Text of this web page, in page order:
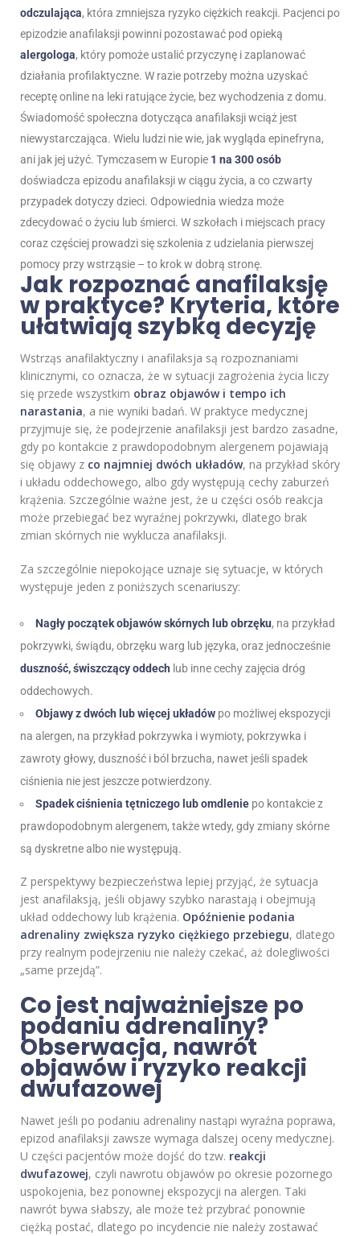
odczulająca, która zmniejsza ryzyko ciężkich reakcji. Pacjenci po
epizodzie anafilaksji powinni pozostawać pod opieką
alergologa, który pomoże ustalić przyczynę i zaplanować
działania profilaktyczne. W razie potrzeby można uzyskać
receptę online na leki ratujące życie, bez wychodzenia z domu.
Świadomość społeczna dotycząca anafilaksji wciąż jest
niewystarczająca. Wielu ludzi nie wie, jak wygląda epinefryna,
ani jak jej użyć. Tymczasem w Europie 1 na 300 osób
doświadcza epizodu anafilaksji w ciągu życia, a co czwarty
przypadek dotyczy dzieci. Odpowiednia wiedza może
zdecydować o życiu lub śmierci. W szkołach i miejscach pracy
coraz częściej prowadzi się szkolenia z udzielania pierwszej
pomocy przy wstrząsie – to krok w dobrą stronę.
Jak rozpoznać anafilaksję
w praktyce? Kryteria, które
ułatwiają szybką decyzję
Wstrząs anafilaktyczny i anafilaksja są rozpoznaniami
klinicznymi, co oznacza, że w sytuacji zagrożenia życia liczy
się przede wszystkim obraz objawów i tempo ich
narastania, a nie wyniki badań. W praktyce medycznej
przyjmuje się, że podejrzenie anafilaksji jest bardzo zasadne,
gdy po kontakcie z prawdopodobnym alergenem pojawiają
się objawy z co najmniej dwóch układów, na przykład skóry
i układu oddechowego, albo gdy występują cechy zaburzeń
krążenia. Szczególnie ważne jest, że u części osób reakcja
może przebiegać bez wyraźnej pokrzywki, dlatego brak
zmian skórnych nie wyklucza anafilaksji.
Za szczególnie niepokojące uznaje się sytuacje, w których
występuje jeden z poniższych scenariuszy:
Nagły początek objawów skórnych lub obrzęku, na przykład
pokrzywki, świądu, obrzęku warg lub języka, oraz jednocześnie
duszność, świszczący oddech lub inne cechy zajęcia dróg
oddechowych.
Objawy z dwóch lub więcej układów po możliwej ekspozycji
na alergen, na przykład pokrzywka i wymioty, pokrzywka i
zawroty głowy, duszność i ból brzucha, nawet jeśli spadek
ciśnienia nie jest jeszcze potwierdzony.
Spadek ciśnienia tętniczego lub omdlenie po kontakcie z
prawdopodobnym alergenem, także wtedy, gdy zmiany skórne
są dyskretne albo nie występują.
Z perspektywy bezpieczeństwa lepiej przyjąć, że sytuacja
jest anafilaksją, jeśli objawy szybko narastają i obejmują
układ oddechowy lub krążenia. Opóźnienie podania
adrenaliny zwiększa ryzyko ciężkiego przebiegu, dlatego
przy realnym podejrzeniu nie należy czekać, aż dolegliwości
„same przejdą”.
Co jest najważniejsze po
podaniu adrenaliny?
Obserwacja, nawrót
objawów i ryzyko reakcji
dwufazowej
Nawet jeśli po podaniu adrenaliny nastąpi wyraźna poprawa,
epizod anafilaksji zawsze wymaga dalszej oceny medycznej.
U części pacjentów może dojść do tzw. reakcji
dwufazowej, czyli nawrotu objawów po okresie pozornego
uspokojenia, bez ponownej ekspozycji na alergen. Taki
nawrót bywa słabszy, ale może też przybrać ponownie
ciężką postać, dlatego po incydencie nie należy zostawać